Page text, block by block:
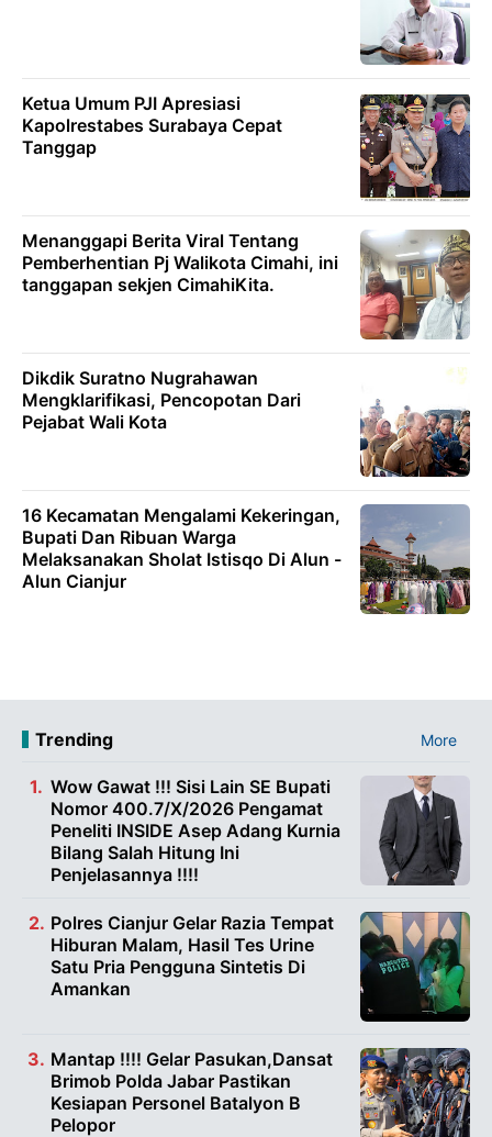
Ketua Umum PJI Apresiasi
Kapolrestabes Surabaya Cepat
Tanggap
Menanggapi Berita Viral Tentang
Pemberhentian Pj Walikota Cimahi, ini
tanggapan sekjen CimahiKita.
Dikdik Suratno Nugrahawan
Mengklarifikasi, Pencopotan Dari
Pejabat Wali Kota
16 Kecamatan Mengalami Kekeringan,
Bupati Dan Ribuan Warga
Melaksanakan Sholat Istisqo Di Alun -
Alun Cianjur
Trending More
Wow Gawat !!! Sisi Lain SE Bupati
Nomor 400.7/X/2026 Pengamat
Peneliti INSIDE Asep Adang Kurnia
Bilang Salah Hitung Ini
Penjelasannya !!!!
Polres Cianjur Gelar Razia Tempat
Hiburan Malam, Hasil Tes Urine
Satu Pria Pengguna Sintetis Di
Amankan
Mantap !!!! Gelar Pasukan,Dansat
Brimob Polda Jabar Pastikan
Kesiapan Personel Batalyon B
Pelopor